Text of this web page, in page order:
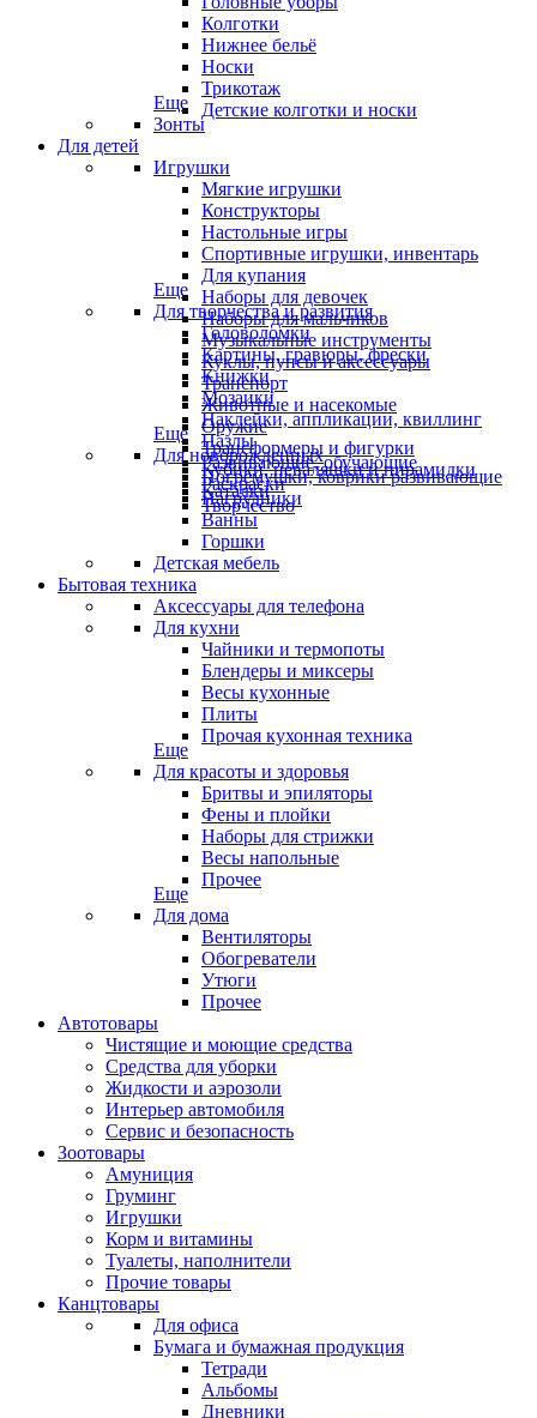
Колготки
Нижнее бельё
Носки
Трикотаж
Детские колготки и носки
Еще
Зонты
Для детей
Игрушки
Мягкие игрушки
Конструкторы
Настольные игры
Спортивные игрушки, инвентарь
Для купания
Наборы для девочек
Наборы для мальчиков
Музыкальные инструменты
Куклы, пупсы и аксессуары
Транспорт
Животные и насекомые
Оружие
Трансформеры и фигурки
Кубики, неваляшки и пирамидки
Каталки
Еще
Для творчества и развития
Головоломки
Картины, гравюры, фрески
Книжки
Мозаики
Наклейки, аппликации, квиллинг
Пазлы
Развивающие, обучающие
Раскраски
Творчество
Еще
Для новорожденных
Погремушки, коврики развивающие
Нагрудники
Ванны
Горшки
Детская мебель
Бытовая техника
Аксессуары для телефона
Для кухни
Чайники и термопоты
Блендеры и миксеры
Весы кухонные
Плиты
Прочая кухонная техника
Еще
Для красоты и здоровья
Бритвы и эпиляторы
Фены и плойки
Наборы для стрижки
Весы напольные
Прочее
Еще
Для дома
Вентиляторы
Обогреватели
Утюги
Прочее
Автотовары
Чистящие и моющие средства
Средства для уборки
Жидкости и аэрозоли
Интерьер автомобиля
Сервис и безопасность
Зоотовары
Амуниция
Груминг
Игрушки
Корм и витамины
Туалеты, наполнители
Прочие товары
Канцтовары
Для офиса
Бумага и бумажная продукция
Тетради
Альбомы
Дневники